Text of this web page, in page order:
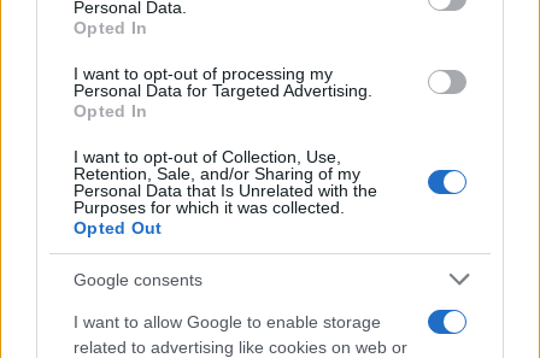
Personal Data.
Opted In
I want to opt-out of processing my
Personal Data for Targeted Advertising.
Opted In
I want to opt-out of Collection, Use,
Retention, Sale, and/or Sharing of my
Personal Data that Is Unrelated with the
Purposes for which it was collected.
Opted Out
Google consents
I want to allow Google to enable storage
related to advertising like cookies on web or